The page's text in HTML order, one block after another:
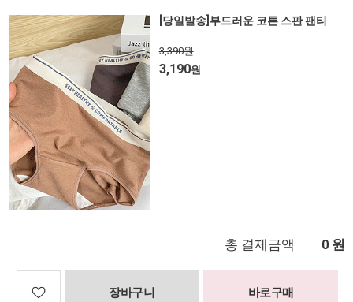
[당일발송]부드러운 코튼 스판 팬티
3,390원
3,190원
총 결제금액 0 원
장바구니 바로구매